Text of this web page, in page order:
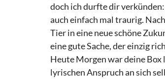
doch ich durfte dir
auch einfach mal traurig.
Tier in eine neue schöne
eine gute Sache, der einzig
Heute Morgen war deine Box
lyrischen Anspruch an sich